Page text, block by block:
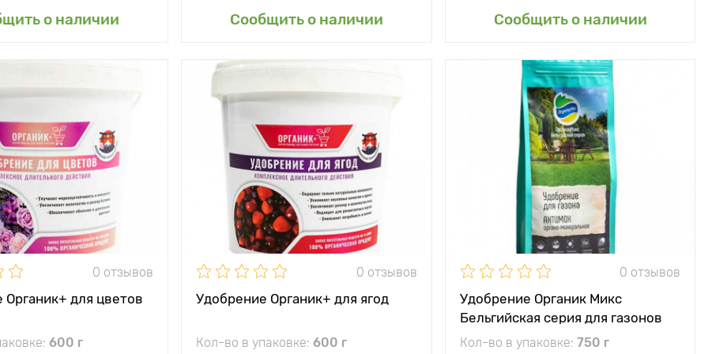
о наличии
в мой сад Сообщить о наличии
Добавить в мой сад Сообщить о наличии
Добавить в мой сад
0 отзывов
Органик+ для цветов
600 г
0 отзывов
Удобрение Органик+ для ягод
Кол-во в упаковке: 600 г
0 отзывов
Удобрение Органик Микс
Бельгийская серия для газонов
Антимох
Кол-во в упаковке: 750 г